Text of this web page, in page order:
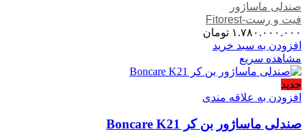
صندلی ماساژور
فیت و رست-Fitorest
۱.۷۸۰.۰۰۰.۰۰۰ تومان
افزودن به سبد خرید
مشاهده سریع
جدید
افزودن به علاقه مندی
صندلی ماساژور بن کر Boncare K21